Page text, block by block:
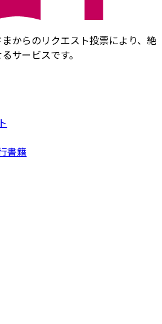
からのリクエスト投票により、絶
サービスです。
書籍